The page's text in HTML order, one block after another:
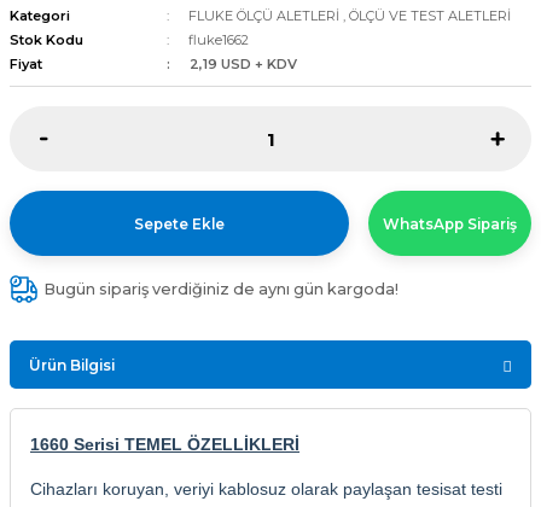
FANLAR
FANLAR
Kategori FLUKE ÖLÇÜ ALETLERİ , ÖLÇÜ VE TEST ALETLERİ
Stok Kodu
fluke1662
Fiyat
2,19 USD + KDV
Sepete Ekle WhatsApp Sipariş
Bugün sipariş verdiğiniz de aynı gün kargoda!
Ürün Bilgisi
1660 Serisi TEMEL ÖZELLİKLERİ
Cihazları koruyan, veriyi kablosuz olarak paylaşan tesisat testi